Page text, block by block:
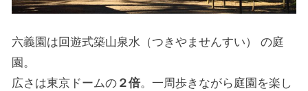
六義園は回遊式築山泉水（つきやませんすい） の庭
園。
広さは東京ドームの ２倍。一周歩きながら庭園を楽し